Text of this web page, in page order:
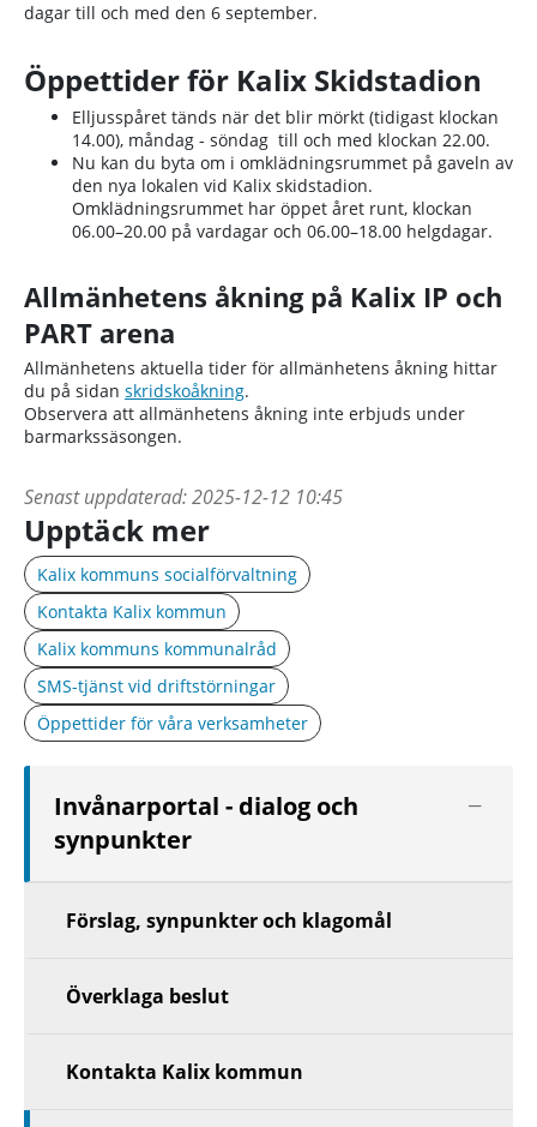
dagar till och med den 6 september.
Öppettider för Kalix Skidstadion
Elljusspåret tänds när det blir mörkt (tidigast klockan
14.00), måndag - söndag till och med klockan 22.00.
Nu kan du byta om i omklädningsrummet på gaveln av
den nya lokalen vid Kalix skidstadion.
Omklädningsrummet har öppet året runt, klockan
06.00–20.00 på vardagar och 06.00–18.00 helgdagar.
Allmänhetens åkning på Kalix IP och
PART arena
Allmänhetens aktuella tider för allmänhetens åkning hittar
du på sidan skridskoåkning.
Observera att allmänhetens åkning inte erbjuds under
barmarkssäsongen.
Senast uppdaterad:2025-12-12 10:45
Upptäck mer
Kalix kommuns socialförvaltning
Kontakta Kalix kommun
Kalix kommuns kommunalråd
SMS-tjänst vid driftstörningar
Öppettider för våra verksamheter
Invånarportal - dialog och
synpunkter
Förslag, synpunkter och klagomål
Överklaga beslut
Kontakta Kalix kommun